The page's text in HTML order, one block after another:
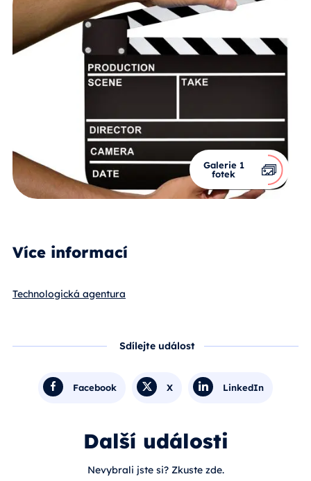
Galerie 1
fotek
Více informací
Technologická agentura
Sdílejte událost
Facebook X LinkedIn
Další události
Nevybrali jste si? Zkuste zde.